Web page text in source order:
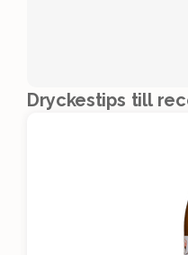
Dryckestips till